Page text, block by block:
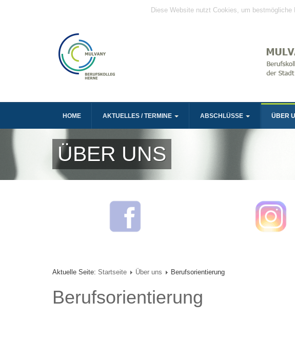
Diese Website nutzt Cookies, um
HOME AKTUELLES / TERMINE ABSCHLÜSSE ÜBER
ÜBER UNS
Aktuelle Seite: Startseite Über uns Berufsorientierung
Berufsorientierung